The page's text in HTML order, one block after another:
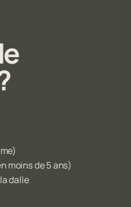
moins de 5 ans)
dalle